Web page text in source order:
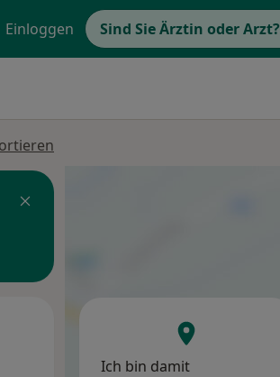
Einloggen Sind Sie Ärztin oder Arzt?
Ich bin damit